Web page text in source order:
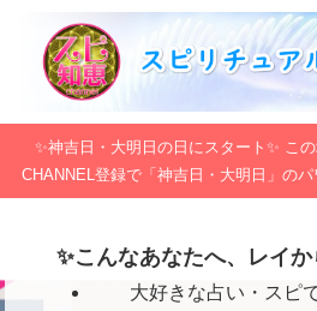
✨神吉日・大明日の日にスタート✨ こ
CHANNEL登録で「神吉日・大明日」のパ
✨こんなあなたへ、レイ
大好きな占い・スピ